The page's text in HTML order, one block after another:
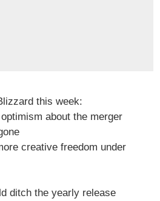
this week:
about the merger
creative freedom under
ditch the yearly release